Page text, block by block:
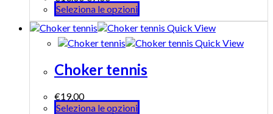
Seleziona le opzioni
Quick View
Quick View
Choker tennis
€19.00
Seleziona le opzioni